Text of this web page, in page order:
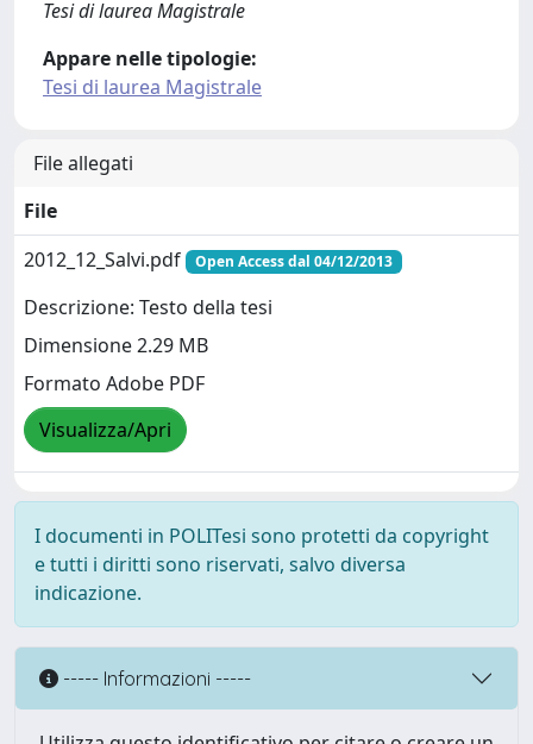
Tesi di laurea Magistrale
Appare nelle tipologie:
Tesi di laurea Magistrale
File allegati
File
2012_12_Salvi.pdf
Open Access dal 04/12/2013
Descrizione: Testo della tesi
Dimensione 2.29 MB
Formato Adobe PDF
Visualizza/Apri
I documenti in POLITesi sono protetti da copyright
e tutti i diritti sono riservati, salvo diversa
indicazione.
----- Informazioni -----